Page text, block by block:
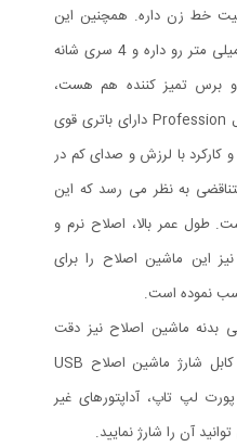
خط زن داره. همچنین این
ماشین قالیت اصلاح از 0.1 تا 3 میلی متر رو داره و 4 سری شانه
و برس تمیز کننده هم هست،
ماشین اصلاح مو GODFREY مدل Profession دارای باتری قوی
کارکرد با لرزش و صدای کم در
به نظر می رسد که این
طول عمر بالا، اصلاح نرم و
این ماشین اصلاح را برای
نموده است.
بدنه ماشین اصلاح نیز دقت
بالایی صورت پذیرفته است. نوع کابل شارژ ماشین اصلاح USB
لپ تاپ، آداپتورهای غیر
آن را شارژ نمایید.